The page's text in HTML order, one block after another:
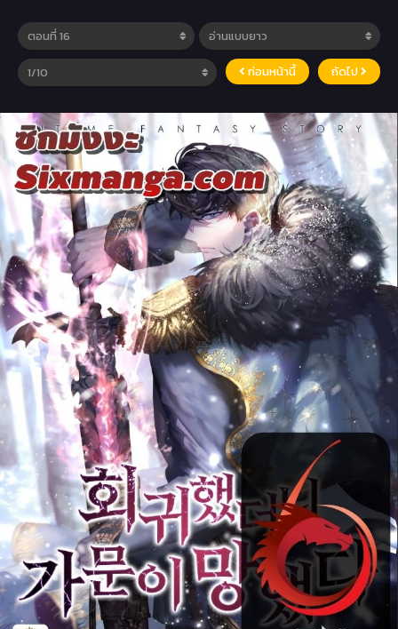
ก่อนหน้านี้ ถัดไป